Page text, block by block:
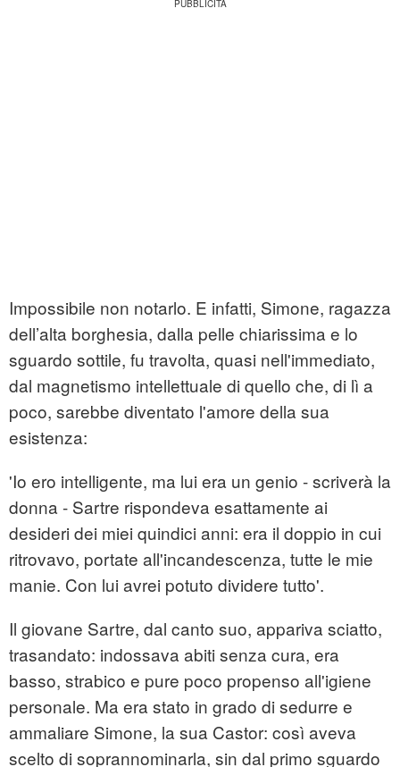
Impossibile non notarlo. E infatti, Simone, ragazza
dell’alta borghesia, dalla pelle chiarissima e lo
sguardo sottile, fu travolta, quasi nell'immediato,
dal magnetismo intellettuale di quello che, di lì a
poco, sarebbe diventato l'amore della sua
esistenza:
'Io ero intelligente, ma lui era un genio - scriverà la
donna - Sartre rispondeva esattamente ai
desideri dei miei quindici anni: era il doppio in cui
ritrovavo, portate all'incandescenza, tutte le mie
manie. Con lui avrei potuto dividere tutto'.
Il giovane Sartre, dal canto suo, appariva sciatto,
trasandato: indossava abiti senza cura, era
basso, strabico e pure poco propenso all'igiene
personale. Ma era stato in grado di sedurre e
ammaliare Simone, la sua Castor: così aveva
scelto di soprannominarla, sin dal primo sguardo